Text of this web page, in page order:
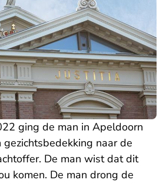
ging de man in Apeldoorn
naar de
De man wist dat dit
komen. De man drong de